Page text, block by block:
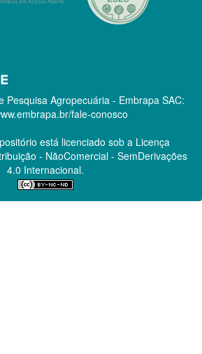
Pesquisa Agropecuária - Embrapa SAC:
fale-conosco
está licenciado sob a Licença
- NãoComercial - SemDerivações
4.0 Internacional.